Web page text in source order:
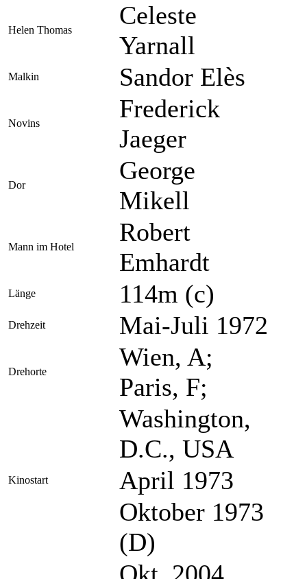
Helen Thomas
Celeste
Yarnall
Malkin Sandor Elès
Novins
Frederick
Jaeger
Dor
George
Mikell
Mann im Hotel
Robert
Emhardt
Länge 114m (c)
Drehzeit Mai-Juli 1972
Drehorte
Wien, A;
Paris, F;
Washington,
D.C., USA
Kinostart
April 1973
Oktober 1973
(D)